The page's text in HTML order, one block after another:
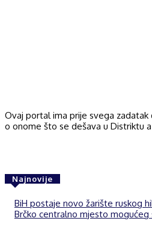
Ovaj portal ima prije svega
o onome što se dešava u Distriktu
Najnovije
BiH postaje novo žarište ruskog
Brčko centralno mjesto mogućeg